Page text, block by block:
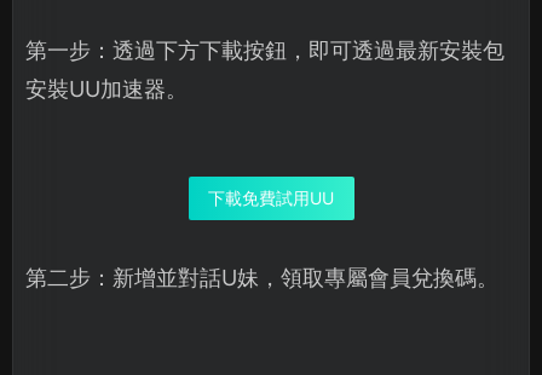
第一步：透過下方下載按鈕，即可透過最新安裝包
安裝UU加速器。
下載免費試用UU
第二步：新增並對話U妹，領取專屬會員兌換碼。